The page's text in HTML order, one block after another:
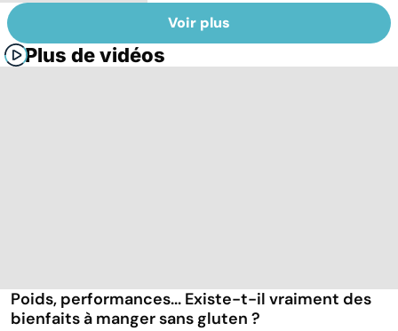
Voir plus
Plus de vidéos
Poids, performances... Existe-t-il vraiment des
bienfaits à manger sans gluten ?